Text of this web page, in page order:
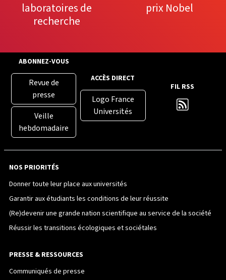
laboratoires de
recherche
prix Nobel
ABONNEZ-VOUS
Revue de
presse
Veille
hebdomadaire
ACCÈS DIRECT
Logo France
Universités
FIL RSS
NOS PRIORITÉS
Donner toute leur place aux universités
Garantir aux étudiants les conditions de leur réussite
(Re)devenir une grande nation scientifique au service de la société
Réussir les transitions écologiques et sociétales
PRESSE & RESSOURCES
Communiqués de presse